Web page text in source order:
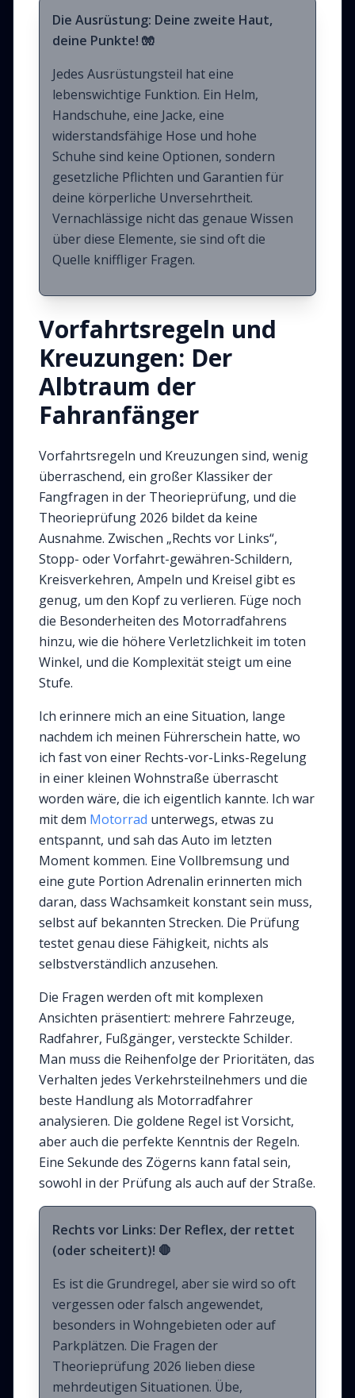
Die Ausrüstung: Deine zweite Haut,
deine Punkte! 🧤
Jedes Ausrüstungsteil hat eine
lebenswichtige Funktion. Ein Helm,
Handschuhe, eine Jacke, eine
widerstandsfähige Hose und hohe
Schuhe sind keine Optionen, sondern
gesetzliche Pflichten und Garantien für
deine körperliche Unversehrtheit.
Vernachlässige nicht das genaue Wissen
über diese Elemente, sie sind oft die
Quelle kniffliger Fragen.
Vorfahrtsregeln und
Kreuzungen: Der
Albtraum der
Fahranfänger
Vorfahrtsregeln und Kreuzungen sind, wenig
überraschend, ein großer Klassiker der
Fangfragen in der Theorieprüfung, und die
Theorieprüfung 2026 bildet da keine
Ausnahme. Zwischen „Rechts vor Links“,
Stopp- oder Vorfahrt-gewähren-Schildern,
Kreisverkehren, Ampeln und Kreisel gibt es
genug, um den Kopf zu verlieren. Füge noch
die Besonderheiten des Motorradfahrens
hinzu, wie die höhere Verletzlichkeit im toten
Winkel, und die Komplexität steigt um eine
Stufe.
Ich erinnere mich an eine Situation, lange
nachdem ich meinen Führerschein hatte, wo
ich fast von einer Rechts-vor-Links-Regelung
in einer kleinen Wohnstraße überrascht
worden wäre, die ich eigentlich kannte. Ich war
mit dem Motorrad unterwegs, etwas zu
entspannt, und sah das Auto im letzten
Moment kommen. Eine Vollbremsung und
eine gute Portion Adrenalin erinnerten mich
daran, dass Wachsamkeit konstant sein muss,
selbst auf bekannten Strecken. Die Prüfung
testet genau diese Fähigkeit, nichts als
selbstverständlich anzusehen.
Die Fragen werden oft mit komplexen
Ansichten präsentiert: mehrere Fahrzeuge,
Radfahrer, Fußgänger, versteckte Schilder.
Man muss die Reihenfolge der Prioritäten, das
Verhalten jedes Verkehrsteilnehmers und die
beste Handlung als Motorradfahrer
analysieren. Die goldene Regel ist Vorsicht,
aber auch die perfekte Kenntnis der Regeln.
Eine Sekunde des Zögerns kann fatal sein,
sowohl in der Prüfung als auch auf der Straße.
Rechts vor Links: Der Reflex, der rettet
(oder scheitert)! 🛑
Es ist die Grundregel, aber sie wird so oft
vergessen oder falsch angewendet,
besonders in Wohngebieten oder auf
Parkplätzen. Die Fragen der
Theorieprüfung 2026 lieben diese
mehrdeutigen Situationen. Übe,